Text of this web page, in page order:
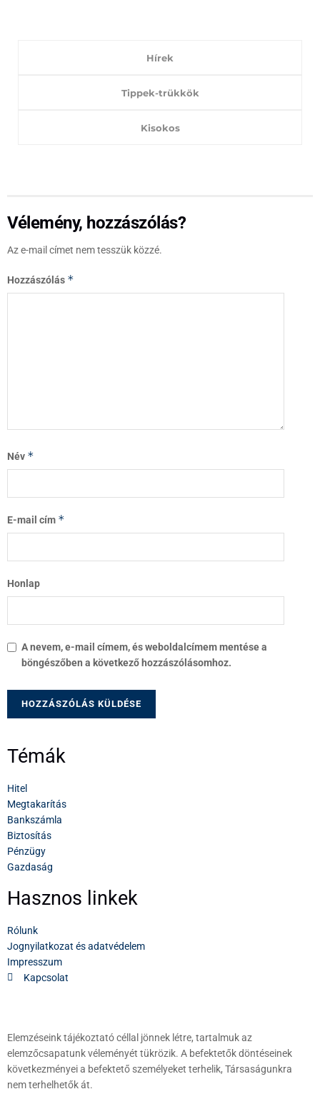
Hírek
Tippek-trükkök
Kisokos
Vélemény, hozzászólás?
Az e-mail címet nem tesszük közzé.
Hozzászólás *
Név *
E-mail cím *
Honlap
A nevem, e-mail címem, és weboldalcímem mentése a
böngészőben a következő hozzászólásomhoz.
Témák
Hitel
Megtakarítás
Bankszámla
Biztosítás
Pénzügy
Gazdaság
Hasznos linkek
Rólunk
Jognyilatkozat és adatvédelem
Impresszum
Kapcsolat
Elemzéseink tájékoztató céllal jönnek létre, tartalmuk az
elemzőcsapatunk véleményét tükrözik. A befektetők döntéseinek
következményei a befektető személyeket terhelik, Társaságunkra
nem terhelhetők át.